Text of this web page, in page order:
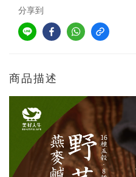
分享到
商品描述